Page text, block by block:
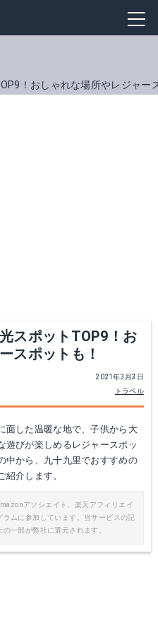
！おしゃれな場所やレジャー
スポットTOP9！お
スポットも！
2021年3月3日
トラベル
面した温暖な地で、子供から大
遊びが楽しめるレジャースポッ
中から、九十九里でおすすめの
介します。
アソシエイト、楽天アフィリエイ
ムに参加しています。当サービスの記
一部が弊社に還元されます。